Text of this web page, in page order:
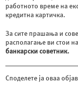
работното време на
кредитна картичка.
За сите прашања и
располагање ви стои
банкарски советник.
Споделете ја оваа